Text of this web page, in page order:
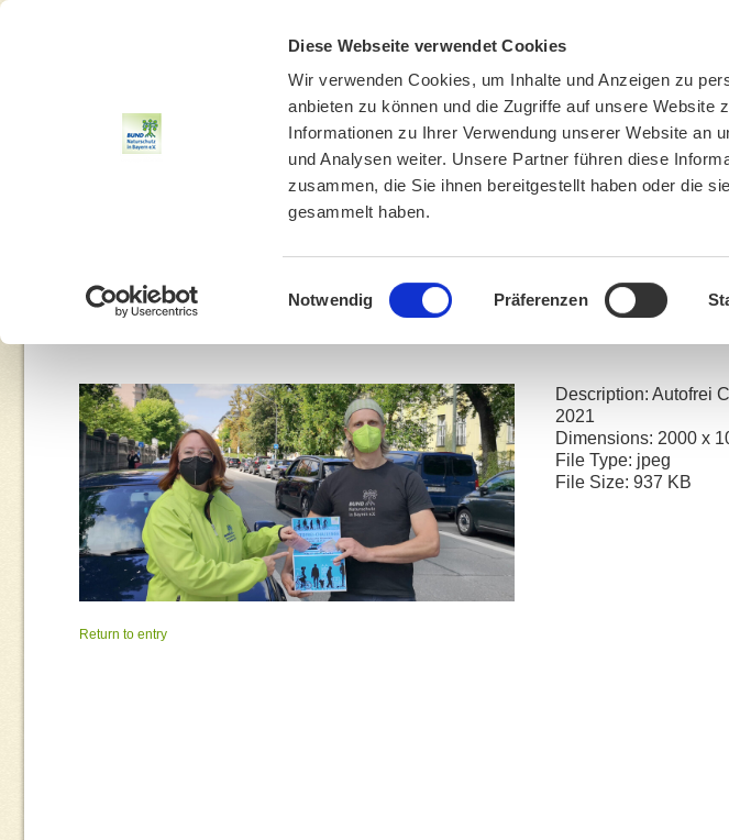
Diese Webseite verwendet Cookies
Wir verwenden Cookies, um Inhalte und Anzeigen zu
anbieten zu können und die Zugriffe auf unsere Website
Informationen zu Ihrer Verwendung unserer Website an
und Analysen weiter. Unsere Partner führen diese
zusammen, die Sie ihnen bereitgestellt haben oder die
gesammelt haben.
Einwilligungsauswahl
Notwendig Präferenzen
UMWELTBILDUNG UMWELTBERATUNG BN MÜNCHEN
You are here: Home » Endspurt zur Autofrei-
Description: Autofrei
2021
Dimensions: 2000 x
File Type: jpeg
File Size: 937 KB
Return to entry